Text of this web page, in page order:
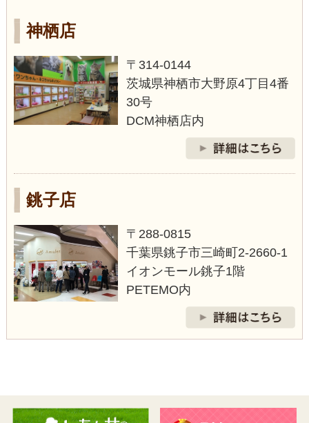
神栖店
〒314-0144
茨城県神栖市大野原4丁目4番
30号
DCM神栖店内
銚子店
〒288-0815
千葉県銚子市三崎町2‐2660-1
イオンモール銚子1階
PETEMO内